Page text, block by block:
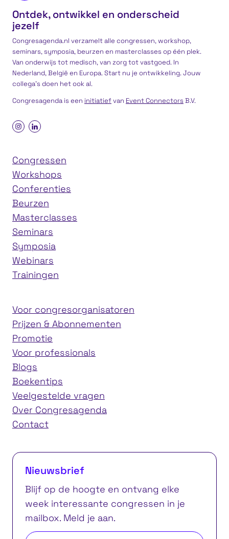
Ontdek, ontwikkel en onderscheid
jezelf
Congresagenda.nl verzamelt alle congressen, workshop,
seminars, symposia, beurzen en masterclasses op één plek.
Van onderwijs tot medisch, van zorg tot vastgoed. In
Nederland, België en Europa. Start nu je ontwikkeling. Jouw
collega’s doen het ook al.
Congresagenda is een initiatiefvan Event ConnectorsB.V.
Congressen
Workshops
Conferenties
Beurzen
Masterclasses
Seminars
Symposia
Webinars
Trainingen
Voor congresorganisatoren
Prijzen & Abonnementen
Promotie
Voor professionals
Blogs
Boekentips
Veelgestelde vragen
Over Congresagenda
Contact
Nieuwsbrief
Blijf op de hoogte en ontvang elke
week interessante congressen in je
mailbox. Meld je aan.